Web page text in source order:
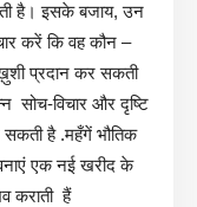
है। इसके बजाय, उन
करें कि वह कौन –
प्रदान कर सकती
सोच-विचार और दृष्टि
सकती है .महँगें भौतिक
एक नई खरीद के
कराती हैं